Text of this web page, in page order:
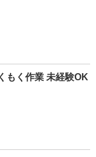
もく作業 未経験OK